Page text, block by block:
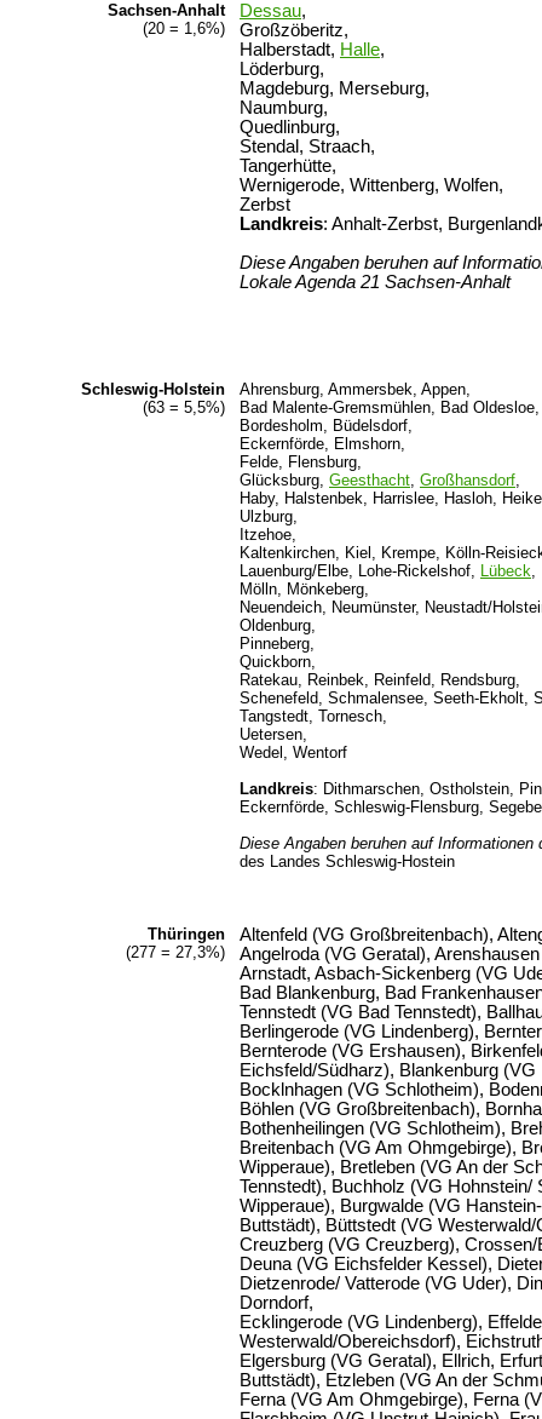
Sachsen-Anhalt
(20 = 1,6%)
Dessau,
Großzöberitz,
Halberstadt, Halle,
Löderburg,
Magdeburg, Merseburg,
Naumburg,
Quedlinburg,
Stendal, Straach,
Tangerhütte,
Wernigerode, Wittenberg, Wolfen,
Zerbst
Landkreis: Anhalt-Zerbst,
Diese Angaben beruhen auf
Lokale Agenda 21 Sachsen-Anhalt
Schleswig-Holstein
(63 = 5,5%)
Ahrensburg, Ammersbek, Appen,
Bad Malente-Gremsmühlen, Bad
Bordesholm, Büdelsdorf,
Eckernförde, Elmshorn,
Felde, Flensburg,
Glücksburg, Geesthacht, Großhansdorf,
Haby, Halstenbek, Harrislee, Hasloh,
Ulzburg,
Itzehoe,
Kaltenkirchen, Kiel, Krempe, Kölln-
Lauenburg/Elbe, Lohe-Rickelshof, Lübeck,
Mölln, Mönkeberg,
Neuendeich, Neumünster, Neustadt/
Oldenburg,
Pinneberg,
Quickborn,
Ratekau, Reinbek, Reinfeld, Rendsburg,
Schenefeld, Schmalensee, Seeth-Ekholt,
Tangstedt, Tornesch,
Uetersen,
Wedel, Wentorf
Landkreis: Dithmarschen, Ostholstein,
Eckernförde, Schleswig-Flensburg,
Diese Angaben beruhen auf Informationen
des Landes Schleswig-Hostein
Thüringen
(277 = 27,3%)
Altenfeld (VG Großbreitenbach),
Angelroda (VG Geratal),
Arnstadt, Asbach-Sickenberg (VG
Bad Blankenburg, Bad
Tennstedt (VG Bad Tennstedt),
Berlingerode (VG Lindenberg),
Bernterode (VG Ershausen),
Eichsfeld/Südharz), Blankenburg
Bocklnhagen (VG Schlotheim),
Böhlen (VG Großbreitenbach),
Bothenheilingen (VG Schlotheim),
Breitenbach (VG Am Ohmgebirge),
Wipperaue), Bretleben (VG An der
Tennstedt), Buchholz (VG
Wipperaue), Burgwalde (VG
Buttstädt), Büttstedt (VG
Creuzberg (VG Creuzberg),
Deuna (VG Eichsfelder Kessel),
Dietzenrode/ Vatterode (VG Uder),
Dorndorf,
Ecklingerode (VG Lindenberg),
Westerwald/Obereichsdorf),
Elgersburg (VG Geratal), Ellrich,
Buttstädt), Etzleben (VG An der
Ferna (VG Am Ohmgebirge), Ferna